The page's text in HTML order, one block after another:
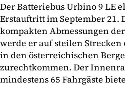
Der Batteriebus Urbino 9 LE
Erstauftritt im September 21.
kompakten Abmessungen
werde er auf steilen
in den österreichischen
zurechtkommen. Der
mindestens 65 Fahrgäste